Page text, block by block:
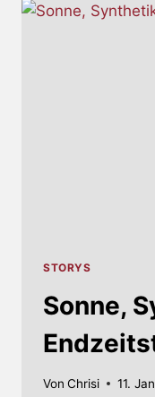
STORYS
Sonne,
Von Chrisi 11.